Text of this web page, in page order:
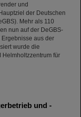
und
der Deutschen
Mehr als 110
nun auf der DeGBS-
aus der
wurde die
Helmholtzzentrum für
und -